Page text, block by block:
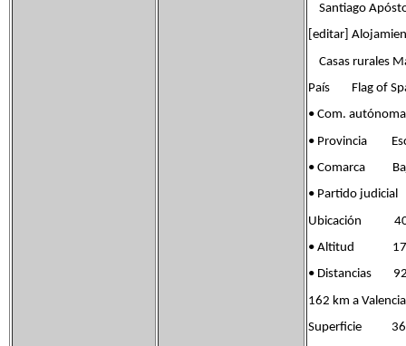
Santiago
[editar]
Casas rurales
País Flag of
• Com.
• Provincia
• Comarca
• Partido
Ubicación
• Altitud 175
• Distancias 92
162 km a Valencia
Superficie